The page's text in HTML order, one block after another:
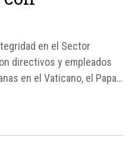
en el Sector
directivos y empleados
en el Vaticano, el Papa
en la promoción del bien